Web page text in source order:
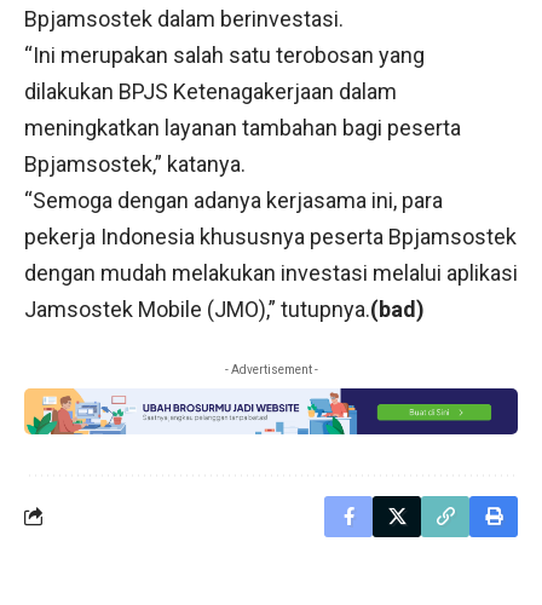
Bpjamsostek dalam berinvestasi.
“Ini merupakan salah satu terobosan yang
dilakukan BPJS Ketenagakerjaan dalam
meningkatkan layanan tambahan bagi peserta
Bpjamsostek,” katanya.
“Semoga dengan adanya kerjasama ini, para
pekerja Indonesia khususnya peserta Bpjamsostek
dengan mudah melakukan investasi melalui aplikasi
Jamsostek Mobile (JMO),” tutupnya.(bad)
- Advertisement -